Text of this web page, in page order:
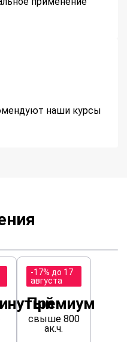
наши курсы
-17% до 17
августа
Премиум
свыше 800
ак.ч.